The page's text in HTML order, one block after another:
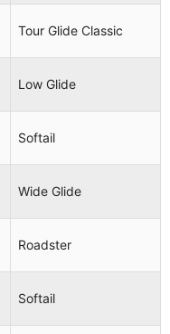
Sturgis
Super Glide
Low Rider
Electra Glide
Tour Glide Classic
Low Glide
Softail
Wide Glide
Roadster
Softail